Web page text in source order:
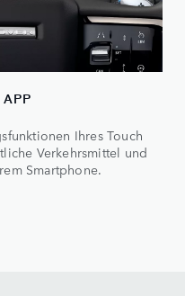
APP
Ihres Touch
Verkehrsmittel und
Smartphone.